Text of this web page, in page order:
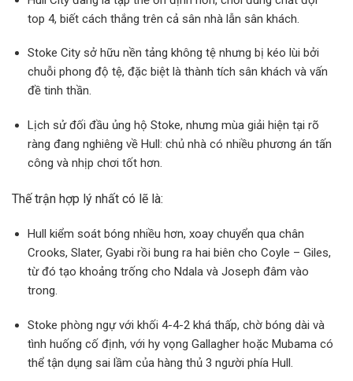
top 4, biết cách thắng trên cả sân nhà lẫn sân khách.
Stoke City sở hữu nền tảng không tệ nhưng bị kéo lùi bởi
chuỗi phong độ tệ, đặc biệt là thành tích sân khách và vấn
đề tinh thần.
Lịch sử đối đầu ủng hộ Stoke, nhưng mùa giải hiện tại rõ
ràng đang nghiêng về Hull: chủ nhà có nhiều phương án tấn
công và nhịp chơi tốt hơn.
Thế trận hợp lý nhất có lẽ là:
Hull kiểm soát bóng nhiều hơn, xoay chuyển qua chân
Crooks, Slater, Gyabi rồi bung ra hai biên cho Coyle – Giles,
từ đó tạo khoảng trống cho Ndala và Joseph đâm vào
trong.
Stoke phòng ngự với khối 4-4-2 khá thấp, chờ bóng dài và
tình huống cố định, với hy vọng Gallagher hoặc Mubama có
thể tận dụng sai lầm của hàng thủ 3 người phía Hull.